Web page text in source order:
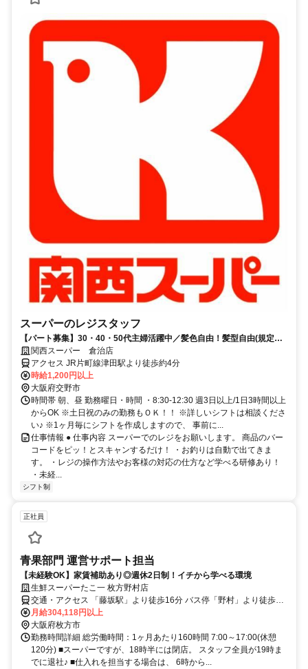
スーパーのレジスタッフ
【パート募集】30・40・50代主婦活躍中／髪色自由！髪型自由(規定
有)、嬉しいお買い物特典あり♪
関西スーパー 倉治店
アクセス JR片町線津田駅より徒歩約4分
時給1,200円以上
大阪府交野市
時間帯 朝、昼 勤務曜日・時間 ・8:30-12:30 週3日以上/1日3時間以上
からOK ※土日祝のみの勤務もＯＫ！！ ※詳しいシフトは相談くださ
い♪ ※1ヶ月毎にシフトを作成しますので、 事前に...
仕事情報 ● 仕事内容 スーパーでのレジをお願いします。 商品のバー
コードをピッ！とスキャンするだけ！ ・お釣りは自動で出てきま
す。 ・レジの操作方法やお客様の対応の仕方など学べる研修あり！
・未経...
シフト制
正社員
青果部門 運営サポート担当
【未経験OK】家賃補助あり◎週休2日制！イチから学べる環境
生鮮スーパーたこ一 枚方野村店
交通・アクセス 「藤坂駅」より徒歩16分 バス停「野村」より徒歩6
分
月給304,118円以上
大阪府枚方市
勤務時間詳細 総労働時間：1ヶ月あたり160時間 7:00～17:00(休憩
120分) ■スーパーですが、18時半には閉店。 スタッフ全員が19時ま
でに退社♪ ■仕入れを担当する場合は、 6時から...